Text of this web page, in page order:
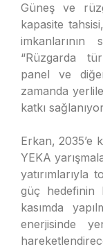
Güneş ve
kapasite
imkanlarının
“Rüzgarda
panel ve
zamanda
katkı
Erkan, 2035’e
YEKA
yatırımlarıyla
güç hedefinin
kasımda
enerjisinde